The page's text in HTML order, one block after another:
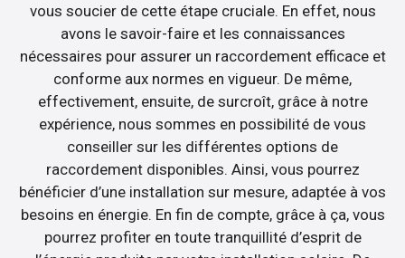
vous soucier de cette étape cruciale. En effet, nous
avons le savoir-faire et les connaissances
nécessaires pour assurer un raccordement efficace et
conforme aux normes en vigueur. De même,
effectivement, ensuite, de surcroît, grâce à notre
expérience, nous sommes en possibilité de vous
conseiller sur les différentes options de
raccordement disponibles. Ainsi, vous pourrez
bénéficier d’une installation sur mesure, adaptée à vos
besoins en énergie. En fin de compte, grâce à ça, vous
pourrez profiter en toute tranquillité d’esprit de